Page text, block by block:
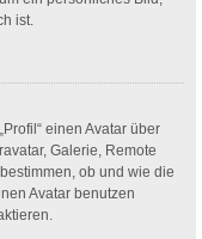
ist.
einen Avatar über
Galerie, Remote
ob und wie die
Avatar benutzen